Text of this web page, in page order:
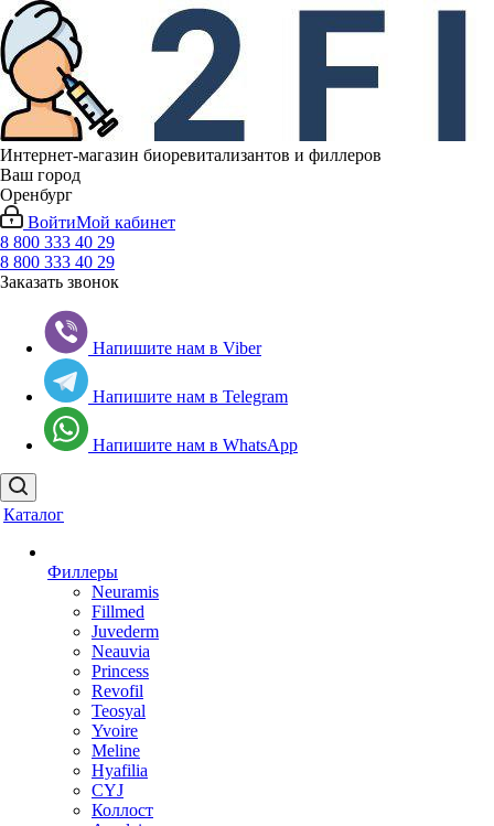
Интернет-магазин биоревитализантов и филлеров
Ваш город
Оренбург
ВойтиМой кабинет
8 800 333 40 29
8 800 333 40 29
Заказать звонок
Напишите нам в Viber
Напишите нам в Telegram
Напишите нам в WhatsApp
Каталог
Филлеры
Neuramis
Fillmed
Juvederm
Neauvia
Princess
Revofil
Teosyal
Yvoire
Meline
Hyafilia
CYJ
Коллост